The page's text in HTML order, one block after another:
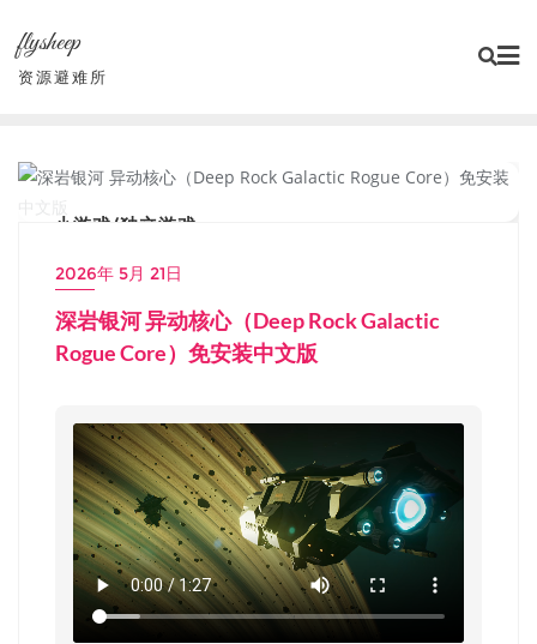
content
flysheep
资源避难所
小游戏/独立游戏
2026年 5月 21日
深岩银河 异动核心（Deep Rock Galactic
Rogue Core）免安装中文版